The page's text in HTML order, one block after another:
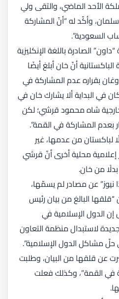
الأحد الماضي، والتقى ولي
وأكّد له “أنّ المشاركة
السعودية”.
الصادرة باللغة الإنكليزية
أنّ خان أبلغ أيضًا
بقراره عدم المشاركة في
في البداية ألا يشارك خان في
شاه محمود قرشي؛ لكن
بعدم المشاركة في القمة”.
من عدمها، غير
محلية أخرى أنّ قرشي
من خان.
عن مصادر لم يسمّها،
البالغ من بيان رئيس
إن الدول الإسلامية في
لاستبدال منظمة التعاون
مشاكل الدول الإسلامية”.
عن قلقها من البيان، وطلبت
في القمة”، وكذلك فعلت